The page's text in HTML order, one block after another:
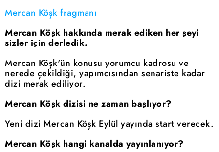
Mercan Köşk fragmanı
Mercan Köşk hakkında merak ediken her şeyi
sizler için derledik.
Mercan Köşk'ün konusu yorumcu kadrosu ve
nerede çekildiği, yapımcısından senariste kadar
dizi merak ediliyor.
Mercan Köşk dizisi ne zaman başlıyor?
Yeni dizi Mercan Köşk Eylül yayında start verecek.
Mercan Köşk hangi kanalda yayınlanıyor?